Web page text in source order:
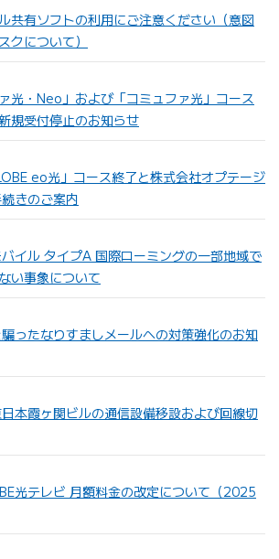
共有ソフトの利用にご注意ください（意図
クについて）
光・Neo」および「コミュファ光」コース
規受付停止のお知らせ
eo光」コース終了と株式会社オプテージ
きのご案内
バイル タイプA 国際ローミングの一部地域で
い事象について
騙ったなりすましメールへの対策強化のお知
本霞ヶ関ビルの通信設備移設および回線切
光テレビ 月額料金の改定について（2025